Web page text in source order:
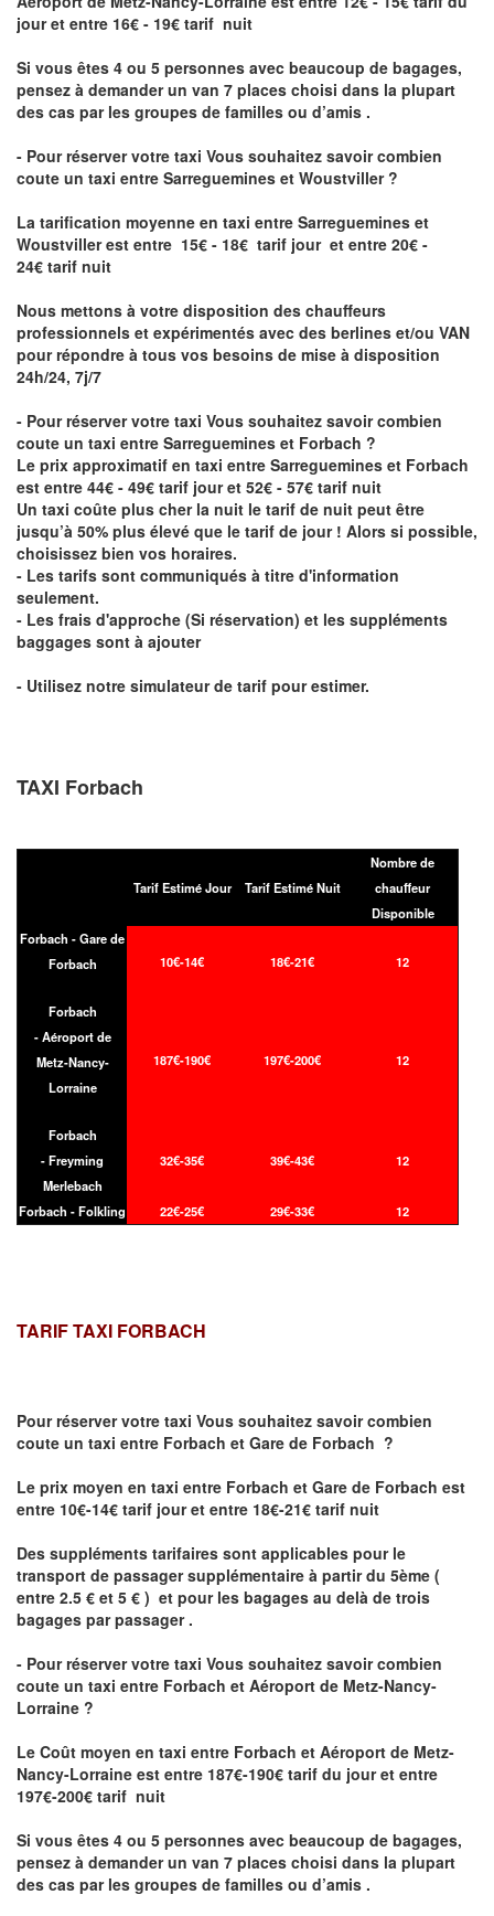
jour et entre 16€ - 19€ tarif nuit
Si vous êtes 4 ou 5 personnes avec beaucoup de bagages,
pensez à demander un van 7 places choisi dans la plupart
des cas par les groupes de familles ou d’amis .
- Pour réserver votre taxi Vous souhaitez savoircombien
coute un taxi entre Sarreguemines et Woustviller ?
La tarification moyenne en taxi entre Sarreguemines et
Woustviller est entre 15€ - 18€ tarif jour et entre 20€ -
24€ tarif nuit
Nous mettons à votre disposition des chauffeurs
professionnels et expérimentés avec des berlines et/ou VAN
pour répondre à tous vos besoins de mise à disposition
24h/24, 7j/7
- Pour réserver votre taxi Vous souhaitez savoircombien
coute un taxi entre Sarreguemines et Forbach ?
Le prix approximatif en taxi entre Sarreguemines et Forbach
est entre 44€ - 49€ tarif jour et 52€ - 57€ tarif nuit
Un taxi coûte plus cher la nuit le tarif de nuit peut être
jusqu’à 50% plus élevé que le tarif de jour ! Alors si possible,
choisissez bien vos horaires.
- Les tarifs sont communiqués à titre d'information
seulement.
- Les frais d'approche (Si réservation) et les suppléments
baggages sont à ajouter
- Utilisez notre simulateur de tarif pour estimer.
TAXI Forbach
Tarif Estimé Jour Tarif Estimé Nuit
Nombre de
chauffeur
Disponible
Forbach - Gare de
Forbach
10€-14€ 18€-21€ 12
Forbach
- Aéroport de
Metz-Nancy-
Lorraine
187€-190€ 197€-200€ 12
Forbach
- Freyming
Merlebach
32€-35€ 39€-43€ 12
Forbach - Folkling 22€-25€ 29€-33€ 12
TARIF TAXI FORBACH
Pour réserver votre taxi Vous souhaitez savoircombien
coute un taxi entre Forbach et Gare de Forbach ?
Le prix moyen en taxi entre Forbach et Gare de Forbach est
entre 10€-14€ tarif jour et entre 18€-21€ tarif nuit
Des suppléments tarifaires sont applicables pour le
transport de passager supplémentaire à partir du 5ème (
entre 2.5 € et 5 € ) et pour les bagages au delà de trois
bagages par passager .
- Pour réserver votre taxi Vous souhaitez savoircombien
coute un taxi entre Forbach et Aéroport de Metz-Nancy-
Lorraine ?
Le Coût moyen en taxi entre Forbach et Aéroport de Metz-
Nancy-Lorraine est entre 187€-190€ tarif du jour et entre
197€-200€ tarif nuit
Si vous êtes 4 ou 5 personnes avec beaucoup de bagages,
pensez à demander un van 7 places choisi dans la plupart
des cas par les groupes de familles ou d’amis .